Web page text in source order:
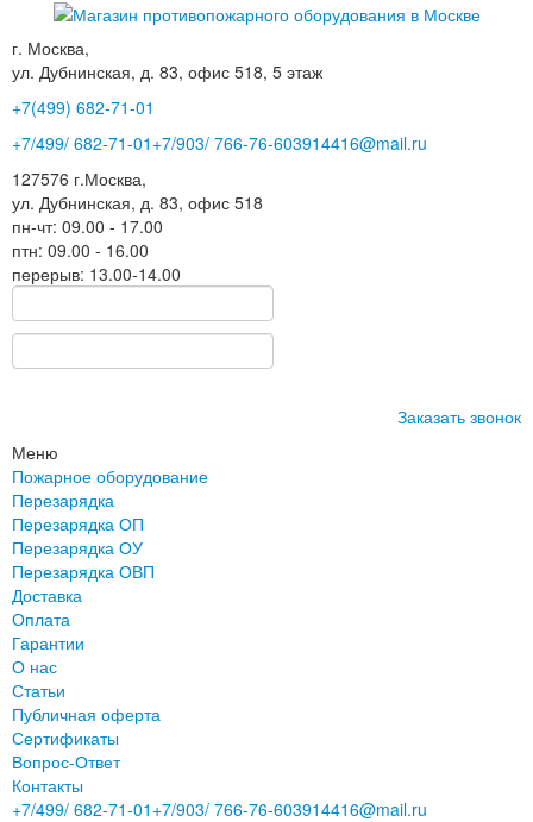
г. Москва,
ул. Дубнинская, д. 83, офис 518, 5 этаж
+7(499) 682-71-01
+7/499/ 682-71-01 +7/903/ 766-76-603914416@mail.ru
127576 г.Москва,
ул. Дубнинская, д. 83, офис 518
пн-чт: 09.00 - 17.00
птн: 09.00 - 16.00
перерыв: 13.00-14.00
Заказать звонок
Меню
Пожарное оборудование
Перезарядка
Перезарядка ОП
Перезарядка ОУ
Перезарядка ОВП
Доставка
Оплата
Гарантии
О нас
Статьи
Публичная оферта
Сертификаты
Вопрос-Ответ
Контакты
+7/499/ 682-71-01 +7/903/ 766-76-603914416@mail.ru